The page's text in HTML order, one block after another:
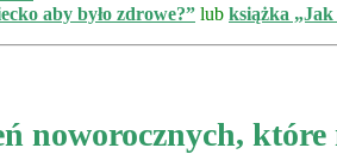
aby było zdrowe?” lub książka
noworocznych,